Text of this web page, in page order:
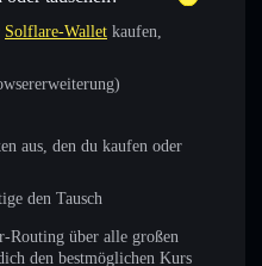
Solflare-Wallet kaufen,
aus, den du kaufen oder
den Tausch
Routing über alle großen
den bestmöglichen Kurs